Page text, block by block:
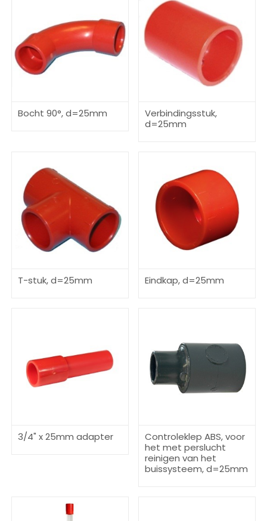
Bocht 90°, d=25mm
Verbindingsstuk,
d=25mm
T-stuk, d=25mm Eindkap, d=25mm
3/4" x 25mm adapter
Controleklep ABS, voor
het met perslucht
reinigen van het
buissysteem, d=25mm